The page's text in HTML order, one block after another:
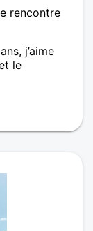
rencontre
j’aime
le